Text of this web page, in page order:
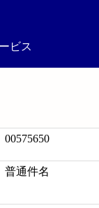
ビス
00575650
普通件名